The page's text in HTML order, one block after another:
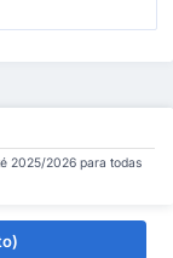
2025/2026 para todas